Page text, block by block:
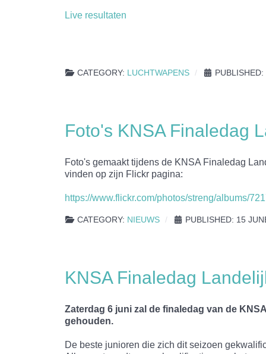
Live resultaten
CATEGORY: LUCHTWAPENS
Foto's KNSA Finaledag
Foto's gemaakt tijdens de KNSA Finaledag
vinden op zijn Flickr pagina:
https://www.flickr.com/photos/streng/albums/
CATEGORY: NIEUWS PUBLISHED: 15
KNSA Finaledag
Zaterdag 6 juni zal de finaledag van de
gehouden.
De beste junioren die zich dit seizoen